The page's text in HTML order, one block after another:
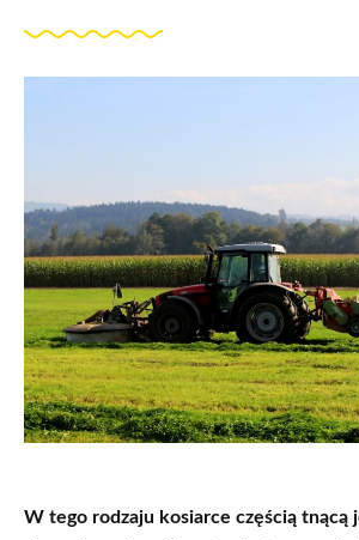
W tego rodzaju kosiarce częścią tnącą